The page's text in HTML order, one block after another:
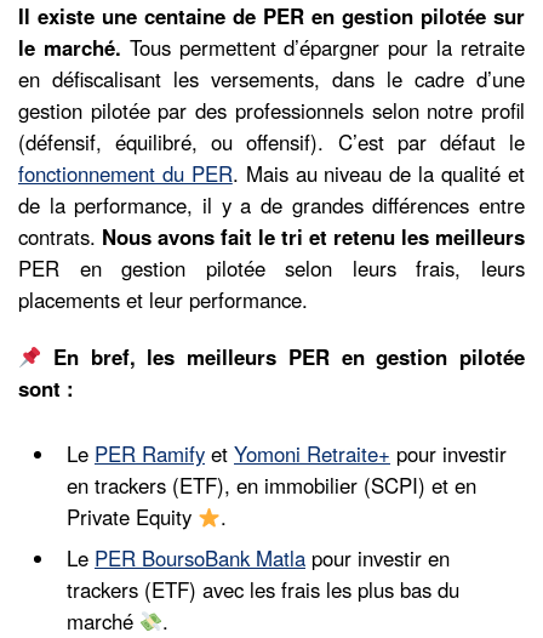
Il existe une centaine de PER en gestion pilotée sur
le marché. Tous permettent d’épargner pour la retraite
en défiscalisant les versements, dans le cadre d’une
gestion pilotée par des professionnels selon notre profil
(défensif, équilibré, ou offensif). C’est par défaut le
fonctionnement du PER. Mais au niveau de la qualité et
de la performance, il y a de grandes différences entre
contrats. Nous avons fait le tri et retenu les meilleurs
PER en gestion pilotée selon leurs frais, leurs
placements et leur performance.
En bref, les meilleurs PER en gestion pilotée
sont :
Le PER Ramify et Yomoni Retraite+ pour investir
en trackers (ETF), en immobilier (SCPI) et en
Private Equity
.
Le PER BoursoBank Matla pour investir en
trackers (ETF) avec les frais les plus bas du
marché
.